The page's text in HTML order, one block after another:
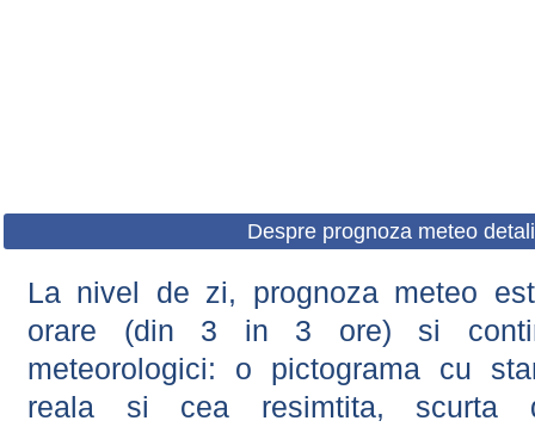
Despre prognoza meteo
La nivel de zi, prognoza meteo
orare (din 3 in 3 ore) si
meteorologici: o pictograma cu
reala si cea resimtita, scurta